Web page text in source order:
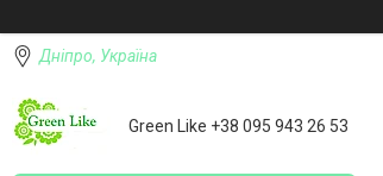
Дніпро, Україна
Green Like +38 095 943 26 53